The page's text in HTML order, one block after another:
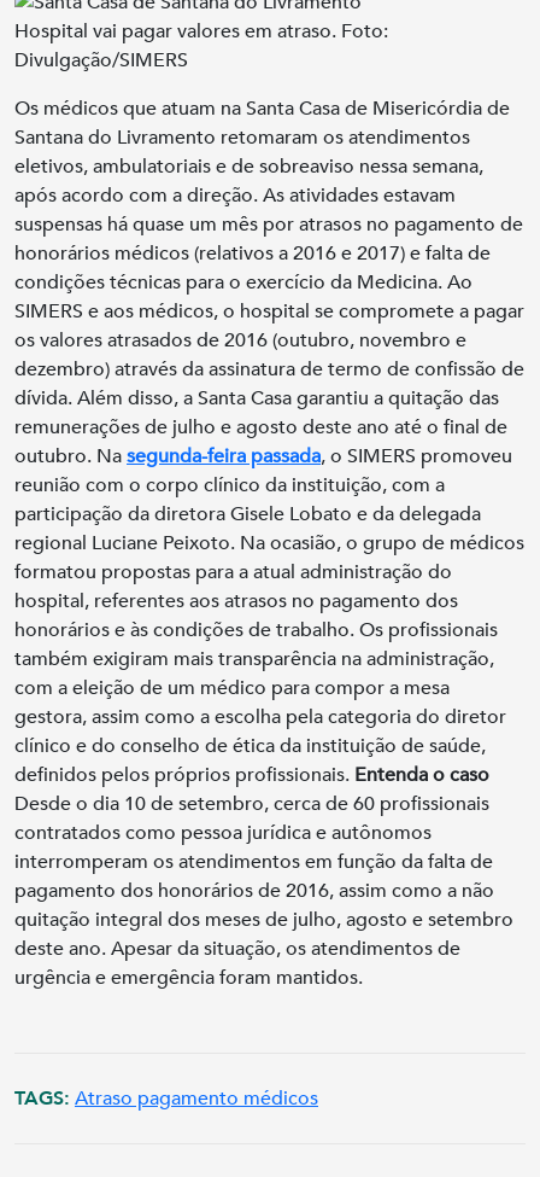
Hospital vai pagar valores em atraso. Foto:
Divulgação/SIMERS
Os médicos que atuam na Santa Casa de Misericórdia de
Santana do Livramento retomaram os atendimentos
eletivos, ambulatoriais e de sobreaviso nessa semana,
após acordo com a direção. As atividades estavam
suspensas há quase um mês por atrasos no pagamento de
honorários médicos (relativos a 2016 e 2017) e falta de
condições técnicas para o exercício da Medicina. Ao
SIMERS e aos médicos, o hospital se compromete a pagar
os valores atrasados de 2016 (outubro, novembro e
dezembro) através da assinatura de termo de confissão de
dívida. Além disso, a Santa Casa garantiu a quitação das
remunerações de julho e agosto deste ano até o final de
outubro. Nasegunda-feira passada, o SIMERS promoveu
reunião com o corpo clínico da instituição, com a
participação da diretora Gisele Lobato e da delegada
regional Luciane Peixoto. Na ocasião, o grupo de médicos
formatou propostas para a atual administração do
hospital, referentes aos atrasos no pagamento dos
honorários e às condições de trabalho. Os profissionais
também exigiram mais transparência na administração,
com a eleição de um médico para compor a mesa
gestora, assim como a escolha pela categoria do diretor
clínico e do conselho de ética da instituição de saúde,
definidos pelos próprios profissionais. Entenda o caso
Desde o dia 10 de setembro, cerca de 60 profissionais
contratados como pessoa jurídica e autônomos
interromperam os atendimentos em função da falta de
pagamento dos honorários de 2016, assim como a não
quitação integral dos meses de julho, agosto e setembro
deste ano. Apesar da situação, os atendimentos de
urgência e emergência foram mantidos.
TAGS: Atraso pagamento médicos